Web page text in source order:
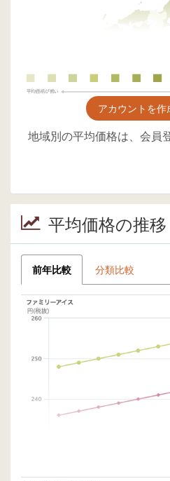
アカウントを作
地域別の平均価格は、会員
平均価格の推移
前年比較 分類比較